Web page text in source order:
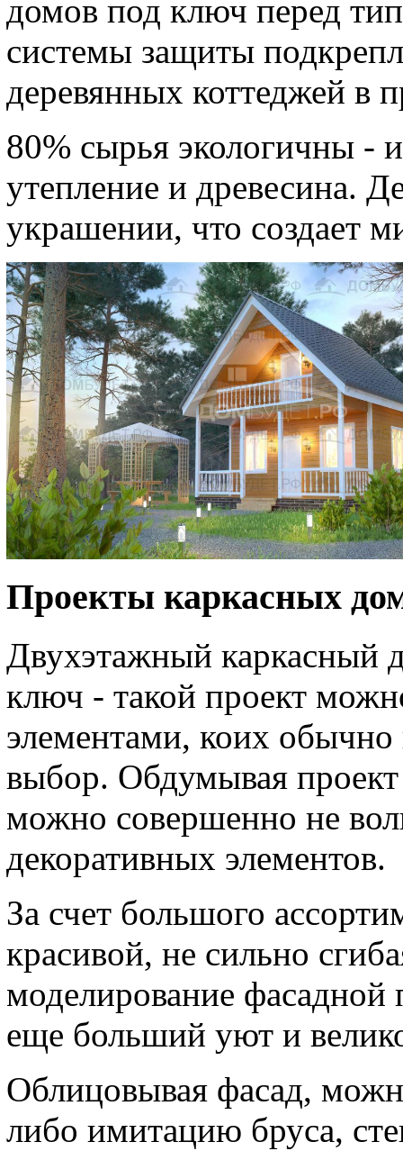
домов под ключ перед
системы защиты
деревянных коттеджей в
80% сырья экологичны -
утепление и древесина.
украшении, что создает
Проекты каркасных
Двухэтажный каркасный
ключ - такой проект
элементами, коих обычно
выбор. Обдумывая
можно совершенно не
декоративных элементов.
За счет большого
красивой, не сильно
моделирование
еще больший уют и
Облицовывая фасад,
либо имитацию бруса,